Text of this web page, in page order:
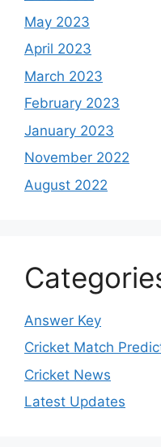
May 2023
April 2023
March 2023
February 2023
January 2023
November 2022
August 2022
Answer Key
Cricket Match
Cricket News
Latest Updates